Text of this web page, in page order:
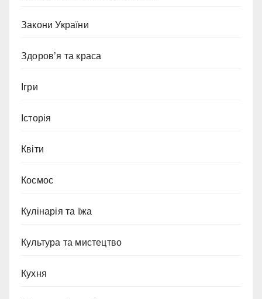
Закони України
Здоров’я та краса
Ігри
Історія
Квіти
Космос
Кулінарія та їжа
Культура та мистецтво
Кухня